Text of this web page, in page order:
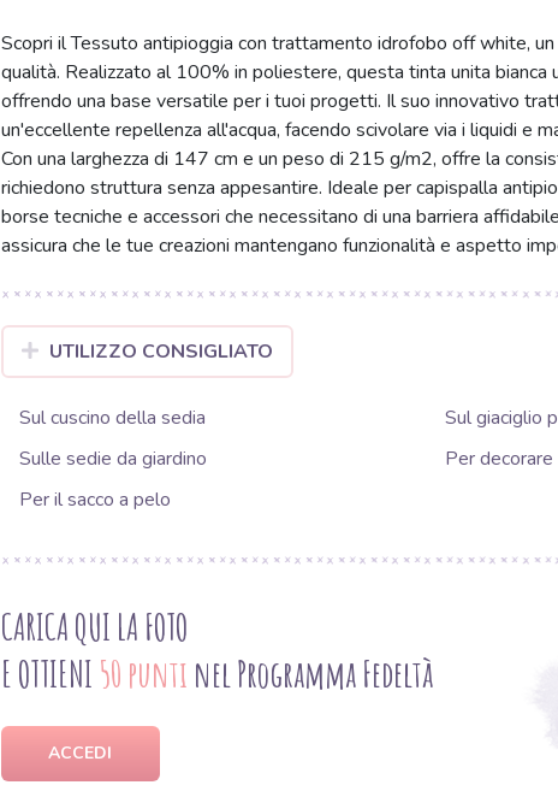
Scopri il Tessuto antipioggia con trattamento idrofobo off white,
qualità. Realizzato al 100% in poliestere, questa tinta unita bianca
offrendo una base versatile per i tuoi progetti. Il suo innovativo
un'eccellente repellenza all'acqua, facendo scivolare via i liquidi e
Con una larghezza di 147 cm e un peso di 215 g/m2, offre la
richiedono struttura senza appesantire. Ideale per capispalla
borse tecniche e accessori che necessitano di una barriera
assicura che le tue creazioni mantengano funzionalità e aspetto
UTILIZZO CONSIGLIATO
Sul cuscino della sedia
Sul giaciglio
Sulle sedie da giardino
Per decorare
Per il sacco a pelo
CARICA QUI LA FOTO
E OTTIENI 50 punti nel Programma Fedeltà
ACCEDI